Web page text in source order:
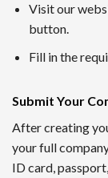
Visit our
button.
Fill in the
Submit Your
After creating
your full
ID card,
TAROがピック
1番 ワンダーカジ
ンクダウンなし
2nd ルーベット
Read Review